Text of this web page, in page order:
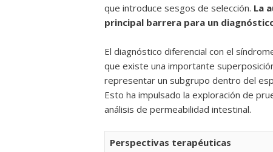
que introduce sesgos de selección. La
principal barrera para un
El diagnóstico diferencial con el
que existe una importante
representar un subgrupo dentro del
Esto ha impulsado la exploración de
análisis de permeabilidad intestinal.
Perspectivas terapéuticas